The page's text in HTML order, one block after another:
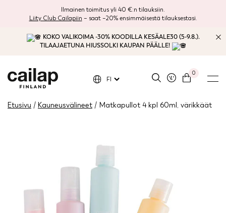
Ilmainen toimitus yli 40 €:n tilauksiin.
Liity Club Cailapiin – saat –20% ensimmäisestä tilauksestasi.
KOKO VALIKOIMA -30% KOODILLA KESÄALE30 (5-9.8.).
TILAAJAETUNA HIUSSOLKI KAUPAN PÄÄLLE!
0
FI
Etusivu / Kauneusvälineet / Matkapullot 4 kpl 60ml, värikkäät